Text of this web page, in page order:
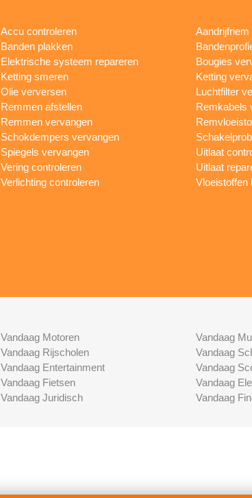
Accu controleren
Banden plakken
Elektrische systeem repareren
Ketting smeren
Olie verversen
Remmen afstellen
Remmen vervangen
Schokdempers vervangen
Spiegels vervangen
Vering controleren
Verlichting controleren
Bougies
Ketting
Luchtfilter
Remkabels
Uitlaat
Uitlaat
Vloeistoffen
Vandaag Motoren
Vandaag Rijscholen
Vandaag Entertainment
Vandaag Fietsen
Vandaag Juridisch
Vandaag
Vandaag
Vandaag
Vandaag
Vandaag